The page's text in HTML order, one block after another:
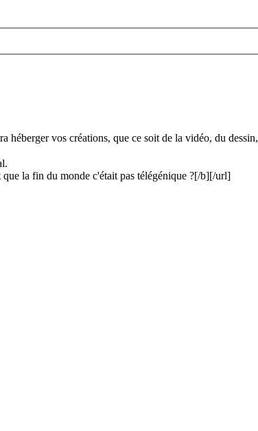
vos créations, que ce soit de la vidéo, du
la fin du monde c'était pas télégénique ?[/b][/url]